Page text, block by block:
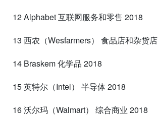
12 Alphabet 互联网服务和零售 2018
13 西农（Wesfarmers） 食品店和杂货
14 Braskem 化学品 2018
15 英特尔（Intel） 半导体 2018
16 沃尔玛（Walmart） 综合商业 2018